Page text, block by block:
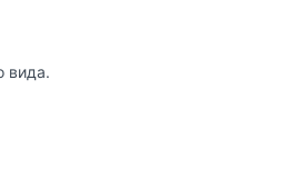
вида.